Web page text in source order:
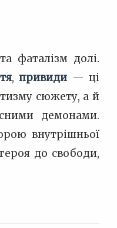
фаталізм долі.
,привиди — ці
сюжету, а й
демонами.
внутрішньої
до свободи,